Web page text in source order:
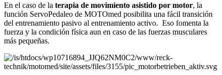
En el caso de la terapia de movimiento asistido por motor, la
función ServoPedaleo de MOTOmed posibilita una fácil transición
del entrenamiento pasivo al entrenamiento activo. Eso fomenta la
fuerza y la condición física aun en caso de las fuerzas musculares
más pequeñas.